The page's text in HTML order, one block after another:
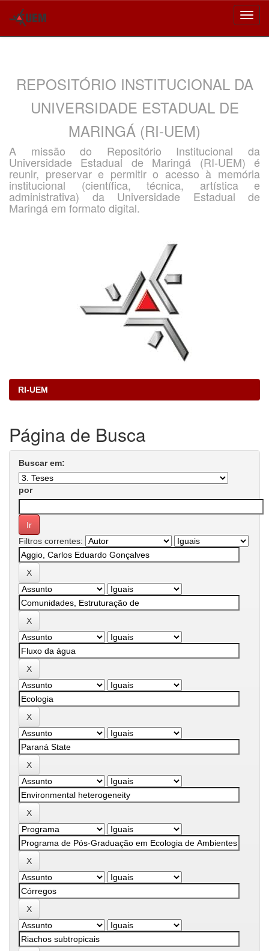
REPOSITÓRIO INSTITUCIONAL DA
UNIVERSIDADE ESTADUAL DE
MARINGÁ (RI-UEM)
A missão do Repositório Institucional da
Universidade Estadual de Maringá (RI-UEM) é
reunir, preservar e permitir o acesso à memória
institucional (científica, técnica, artística e
administrativa) da Universidade Estadual de
Maringá em formato digital.
RI-UEM
Página de Busca
Buscar em:
por
Filtros correntes: